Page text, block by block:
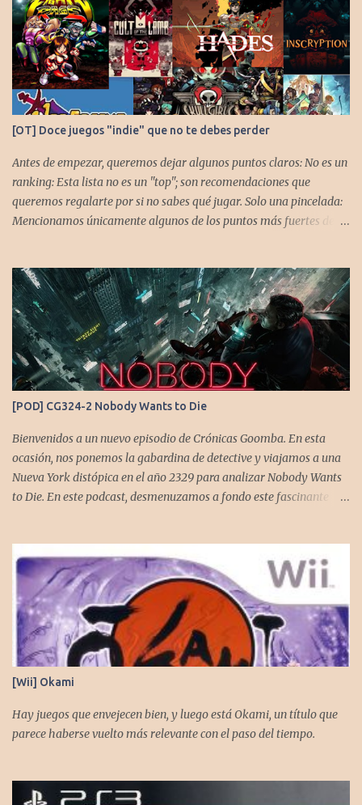
[OT] Doce juegos "indie" que no te debes perder
Antes de empezar, queremos dejar algunos puntos claros: No es un
ranking: Esta lista no es un "top"; son recomendaciones que
queremos regalarte por si no sabes qué jugar. Solo una pincelada:
Mencionamos únicamente algunos de los puntos más fuertes de
asegurar que, al menos uno, se adapte a tus gustos. Si te gusta este
tipo de contenido, háznoslo saber para crear nuevas entradas con
otros doce juegos imprescindibles. Cuphead En la mente de los dos
hermanos desarrolladores, la idea de fusionar el arte de las
películas de animación clásica con un juego de disparos (al estilo
Contra o Metal Slug) era una apuesta ganadora. En la ejecución, la
calidad es insuperable. Posee un excelente diseño de niveles,
variedad de jefes, plataformas desafiantes y una música
estupenda. Es un título que te mantiene enganchado a pesar de su
alta dificultad...
[POD] CG324-2 Nobody Wants to Die
Bienvenidos a un nuevo episodio de Crónicas Goomba. En esta
ocasión, nos ponemos la gabardina de detective y viajamos a una
Nueva York distópica en el año 2329 para analizar Nobody Wants
to Die. En este podcast, desmenuzamos a fondo este fascinante
@flagstaad quien pasó el título en PS5 y junto a @GoombaVictor
nos cuenta sus impresiones y vivencias. El juego está disponible
para XBS, PS5 y PC. No sobra comentarles que necesitamos su
apoyo al seguirnos en: Spotify YouTube. Muchas gracias a todos
los que nos agregan a sus plataformas de podcast y nos dejan
comentarios en nuestras diferentes redes. Twitter -
https://twitter.com/CronicasGoomba Instagram -
https://www.instagram.com/cronicasgoomba/ Facebook -
https://www.facebook.com/CronicasGoomba
[Wii] Okami
Hay juegos que envejecen bien, y luego está Okami, un título que
parece haberse vuelto más relevante con el paso del tiempo.